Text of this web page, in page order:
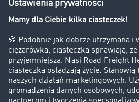
Bezpieczeństwo
Firma
Historie sukcesu
Klienci pozyskują nowych klientów